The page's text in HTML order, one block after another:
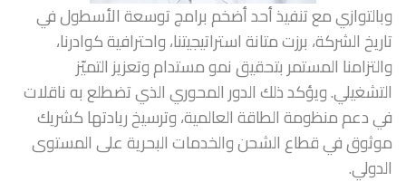
وبالتوازي مع تنفيذ أحد أضخم برامج توسعة الأسطول في
تاريخ الشركة، برزت متانة استراتيجيتنا، واحترافية كوادرنا،
والتزامنا المستمر بتحقيق نمو مستدام وتعزيز التميّز
التشغيلي. ويؤكد ذلك الدور المحوري الذي تضطلع به ناقلات
في دعم منظومة الطاقة العالمية، وترسيخ ريادتها كشريك
موثوق في قطاع الشحن والخدمات البحرية على المستوى
الدولي.